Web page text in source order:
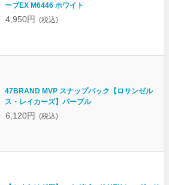
ーブEX M6446 ホワイト
4,950円 (税込)
47BRAND MVP スナップバック【ロサンゼル
ス・レイカーズ】パープル
6,120円 (税込)